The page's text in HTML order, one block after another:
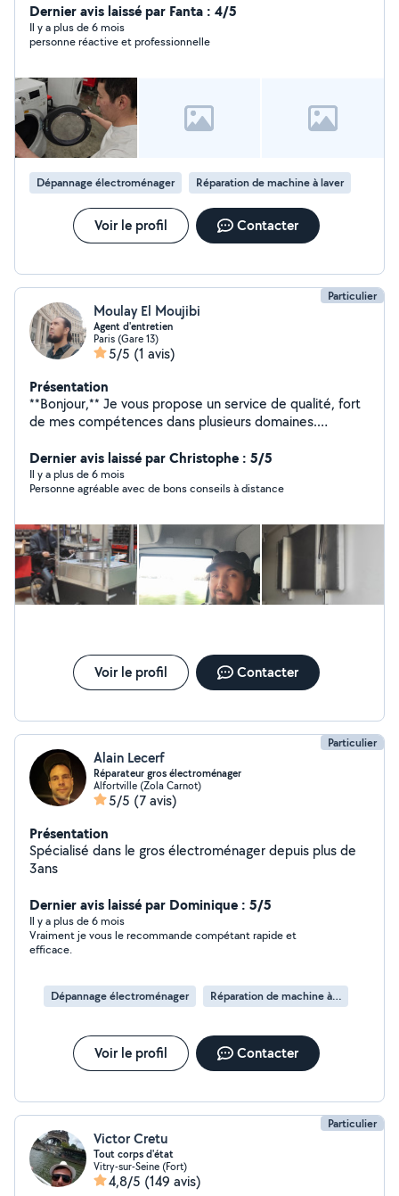
professionnelle, mon objectif est de vous offrir des
solutions rapides et efficaces pour vos réparations. Je
suis disponible le week-end
Dernier avis laissé par Fanta : 4/5
Il y a plus de 6 mois
personne réactive et professionnelle
Dépannage électroménager Réparation de machine à laver
Voir le profil Contacter
Particulier
Moulay El Moujibi
Agent d'entretien
Paris (Gare 13)
5/5 (1 avis)
Présentation
**Bonjour,** Je vous propose un service de qualité, fort
de mes compétences dans plusieurs domaines.
vous avez besoin de quoi que ce soit. Je suis à votre
écoute pour vous aider à résoudre vos problèmes.
Passionné par le bricolage, j'aime trouver des solutions
diplôme dans le domaine de la soudure, ce qui me
permet de garantir un travail soigné et professionnel.
**Cordialement,**
Dernier avis laissé par Christophe : 5/5
Il y a plus de 6 mois
Personne agréable avec de bons conseils à distance
Voir le profil Contacter
Particulier
Alain Lecerf
Réparateur gros électroménager
Alfortville (Zola Carnot)
5/5 (7 avis)
Présentation
Spécialisé dans le gros électroménager depuis plus de
3ans
Dernier avis laissé par Dominique : 5/5
Il y a plus de 6 mois
Vraiment je vous le recommande compétant rapide et
efficace.
Dépannage électroménager Réparation de machine à laver
Voir le profil Contacter
Particulier
Victor Cretu
Tout corps d'état
Vitry-sur-Seine (Fort)
4,8/5 (149 avis)